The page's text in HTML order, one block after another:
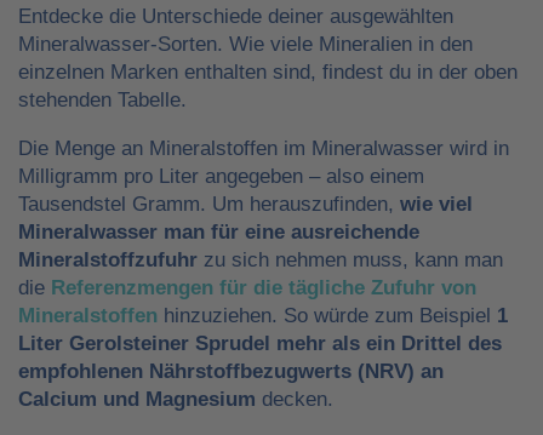
Entdecke die Unterschiede deiner ausgewählten
Mineralwasser-Sorten. Wie viele Mineralien in den
einzelnen Marken enthalten sind, findest du in der oben
stehenden Tabelle.
Die Menge an Mineralstoffen im Mineralwasser wird in
Milligramm pro Liter angegeben – also einem
Tausendstel Gramm. Um herauszufinden, wie viel
Mineralwasser man für eine ausreichende
Mineralstoffzufuhr zu sich nehmen muss, kann man
die Referenzmengen für die tägliche Zufuhr von
Mineralstoffen hinzuziehen. So würde zum Beispiel 1
Liter Gerolsteiner Sprudel mehr als ein Drittel des
empfohlenen Nährstoffbezugwerts (NRV) an
Calcium und Magnesium decken.